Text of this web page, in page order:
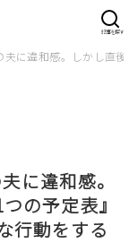
夫に違和感。しかし直
に違和感。
の予定表』
行動をする